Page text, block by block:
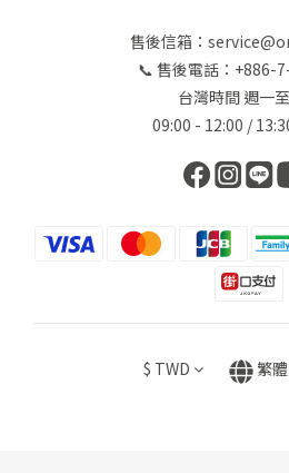
售後信箱：
📞 售後電話：+886-
台灣時間 週一
09:00 - 12:00 /
$ TWD 繁